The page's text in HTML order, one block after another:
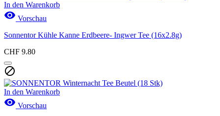
In den Warenkorb
 Vorschau
Sonnentor Kühle Kanne Erdbeere- Ingwer Tee (16x2.8g)
CHF 9.80

In den Warenkorb
 Vorschau